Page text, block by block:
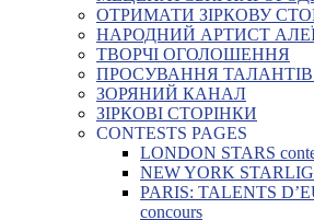
ОТРИМАТИ ЗІРКОВУ
НАРОДНИЙ АРТИСТ АЛЕЇ
ТВОРЧІ ОГОЛОШЕННЯ
ПРОСУВАННЯ ТАЛАНТІВ:
ЗОРЯНИЙ КАНАЛ
ЗІРКОВІ СТОРІНКИ
CONTESTS PAGES
LONDON STARS
NEW YORK
PARIS: TALENTS
concours